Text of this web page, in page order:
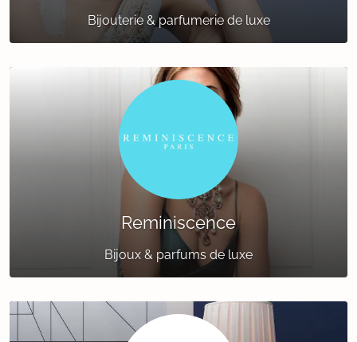
Bijouterie & parfumerie de luxe
Reminiscence
Bijoux & parfums de luxe